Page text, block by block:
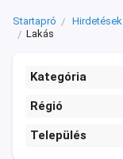
Startapró Hirdetések
Lakás
Kategória
Régió
Település